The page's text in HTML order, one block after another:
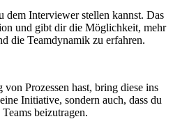
dem Interviewer stellen kannst. Das
und gibt dir die Möglichkeit, mehr
die Teamdynamik zu erfahren.
Prozessen hast, bring diese ins
Initiative, sondern auch, dass du
beizutragen.